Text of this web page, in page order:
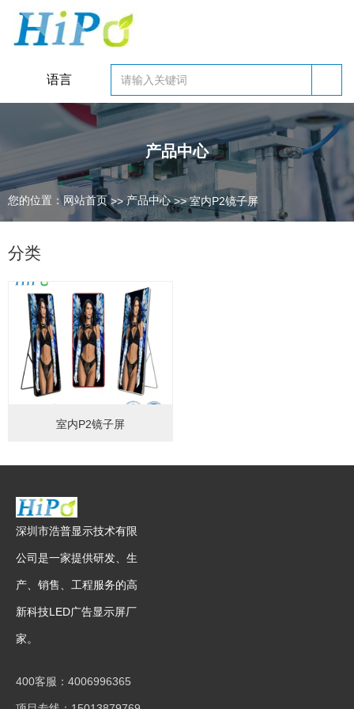
英文
语言
产品中心
您的位置：网站首页>>产品中心 >>室内P2镜子屏
热门关键词： 户外LED显示屏 小间距LED显示屏 室内LED显示屏
分类
室内P2镜子屏
深圳市浩普显示技术有限
公司是一家提供研发、生
产、销售、工程服务的高
新科技LED广告显示屏厂
家。
400客服：4006996365